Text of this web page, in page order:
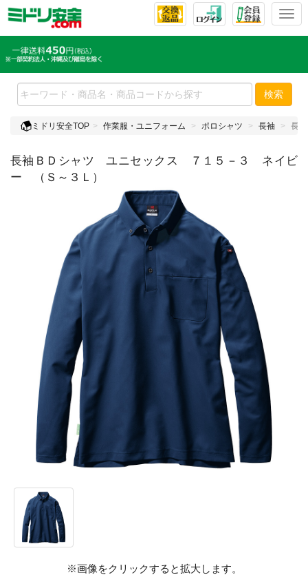
T
l
e
n
g
検索
ミドリ安全TOP 作業服・ユニフォーム ポロシャツ 長袖 長
長袖ＢＤシャツ ユニセックス ７１５－３ ネイビ
ー （Ｓ～３Ｌ）
※画像をクリックすると拡大します。